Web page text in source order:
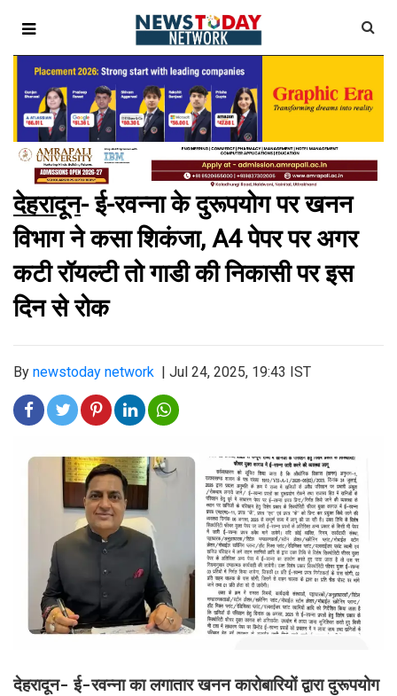
देहरादून- ई-रवन्ना के दुरूपयोग पर खनन
विभाग ने कसा शिकंजा, A4 पेपर पर अगर
कटी रॉयल्टी तो गाडी की निकासी पर इस
दिन से रोक
By newstoday network Jul 24, 2025, 19:43 IST
देहरादून- ई-रवन्ना का लगातार खनन कारोबारियों द्वारा दुरूपयोग